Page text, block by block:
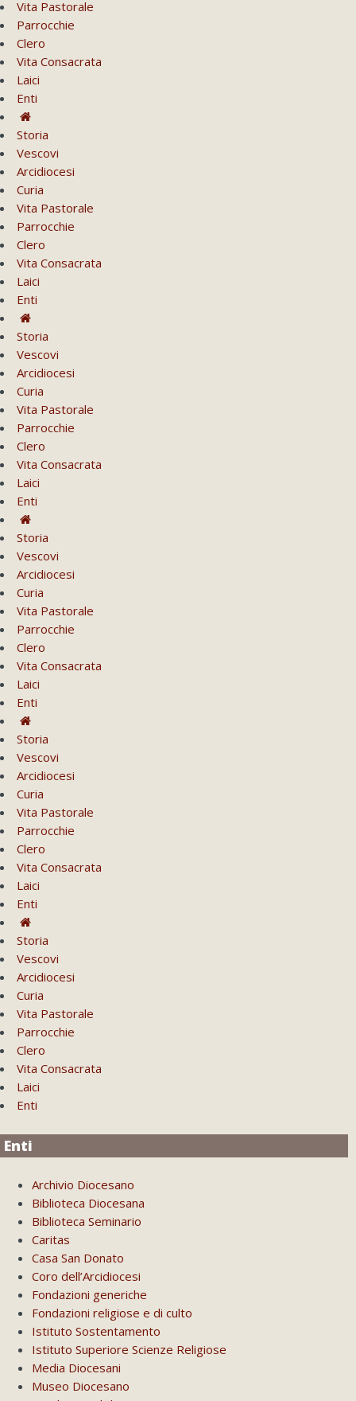
Vita Pastorale
Parrocchie
Clero
Vita Consacrata
Laici
Enti
Storia
Vescovi
Arcidiocesi
Curia
Vita Pastorale
Parrocchie
Clero
Vita Consacrata
Laici
Enti
Storia
Vescovi
Arcidiocesi
Curia
Vita Pastorale
Parrocchie
Clero
Vita Consacrata
Laici
Enti
Storia
Vescovi
Arcidiocesi
Curia
Vita Pastorale
Parrocchie
Clero
Vita Consacrata
Laici
Enti
Storia
Vescovi
Arcidiocesi
Curia
Vita Pastorale
Parrocchie
Clero
Vita Consacrata
Laici
Enti
Storia
Vescovi
Arcidiocesi
Curia
Vita Pastorale
Parrocchie
Clero
Vita Consacrata
Laici
Enti
Enti
Archivio Diocesano
Biblioteca Diocesana
Biblioteca Seminario
Caritas
Casa San Donato
Coro dell’Arcidiocesi
Fondazioni generiche
Fondazioni religiose e di culto
Istituto Sostentamento
Istituto Superiore Scienze Religiose
Media Diocesani
Museo Diocesano